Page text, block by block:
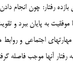
بازده رفتار: چون انجام
موفقيت به پايان ببرد و
اجتماعي و
رفتار آنها موجب فاصله